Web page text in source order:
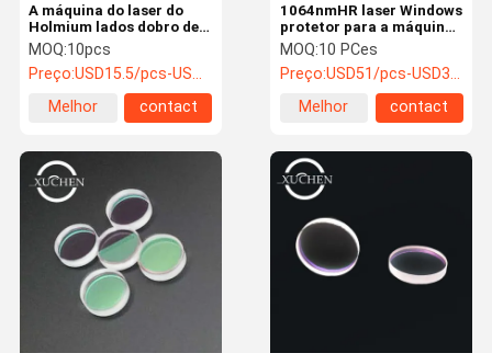
A máquina do laser do
Holmium lados dobro de 0
lentes reflexivas do grau
lustrou
MOQ:10pcs
Preço:USD15.5/pcs-USD13.8/pcs
Melhor
contact
1064nmHR laser Windows
protetor para a máquina
de corte do laser da fibra
MOQ:10 PCes
Preço:USD51/pcs-USD38/pcs
Melhor
contact